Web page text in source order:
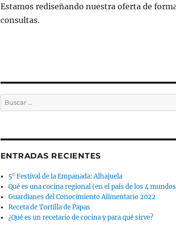
Estamos rediseñando nuestra oferta de
consultas.
Buscar
por:
ENTRADAS RECIENTES
5° Festival de la Empanada: Alhajuela
Qué es una cocina regional (en el país de los 4
Guardianes del Conocimiento Alimentario 2022
Receta de Tortilla de Papas
¿Qué es un recetario de cocina y para qué sirve?